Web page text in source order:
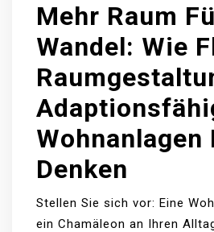
Mehr Raum
Wandel: Wie
Wohnanlagen
Denken
Stellen Sie sich vor: Eine
ein Chamäleon an Ihren